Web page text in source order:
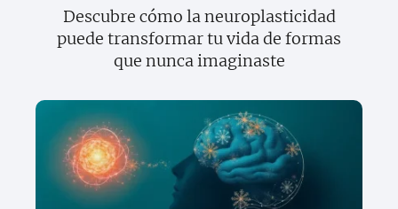
Descubre cómo la neuroplasticidad
puede transformar tu vida de formas
que nunca imaginaste